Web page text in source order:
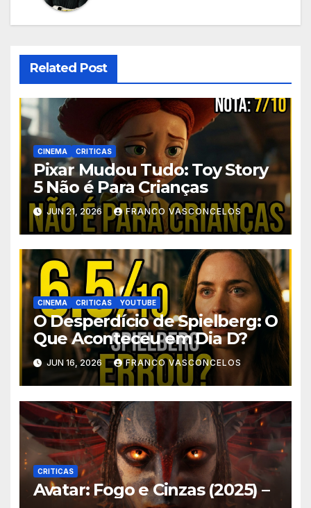
Related Post
CINEMA CRITICAS
Pixar Mudou Tudo: Toy Story
5 Não é Para Crianças
JUN 21, 2026 FRANCO VASCONCELOS
CINEMA CRITICAS YOUTUBE
O Desperdício de Spielberg: O
Que Aconteceu em Dia D?
JUN 16, 2026 FRANCO VASCONCELOS
CRITICAS
Avatar: Fogo e Cinzas (2025) –